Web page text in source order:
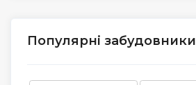
Популярні забудовники